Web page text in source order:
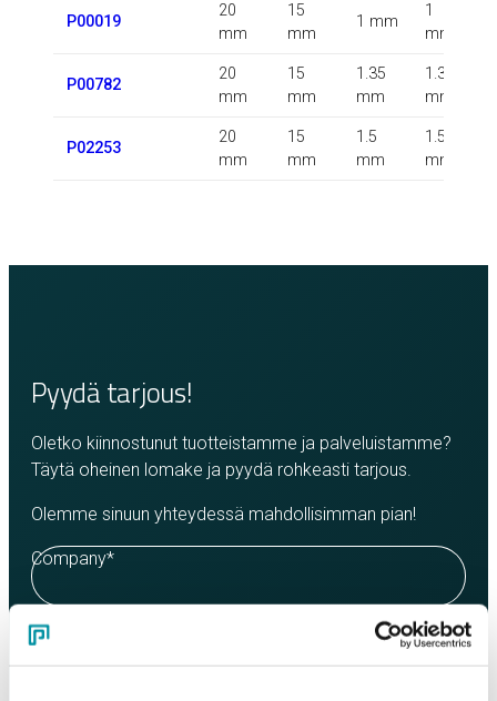
P00019
20
mm
15
mm
1 mm
1
mm
P00782
20
mm
15
mm
1.35
mm
1.35
mm
P02253
20
mm
15
mm
1.5
mm
1.5
mm
Pyydä tarjous!
Oletko kiinnostunut tuotteistamme ja palveluistamme?
Täytä oheinen lomake ja pyydä rohkeasti tarjous.
Olemme sinuun yhteydessä mahdollisimman pian!
Company*
Contact person